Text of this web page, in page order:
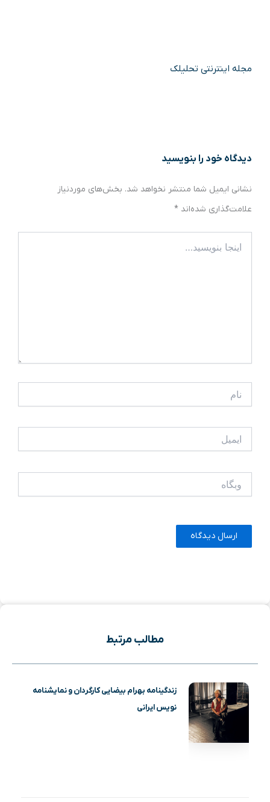
مجله اینترنتی تحلیلک
دیدگاه‌ خود را بنویسید
نشانی ایمیل شما منتشر نخواهد شد. بخش‌های موردنیاز
علامت‌گذاری شده‌اند *
بنویسید…
مطالب مرتبط
زندگینامه بهرام بیضایی کارگردان و نمایشنامه
نویس ایرانی